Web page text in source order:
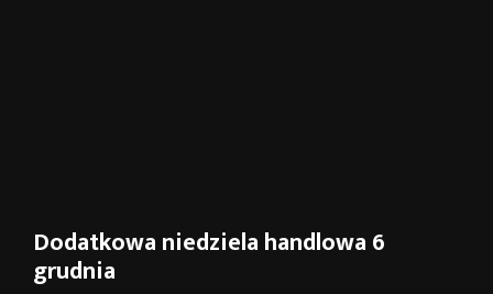
Dodatkowa niedziela handlowa 6
grudnia